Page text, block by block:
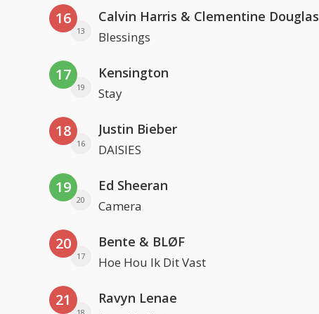
16
13
Calvin Harris & Clementine Douglas
Blessings
17
19
Kensington
Stay
18
16
Justin Bieber
DAISIES
19
20
Ed Sheeran
Camera
20
17
Bente & BLØF
Hoe Hou Ik Dit Vast
21 Ravyn Lenae